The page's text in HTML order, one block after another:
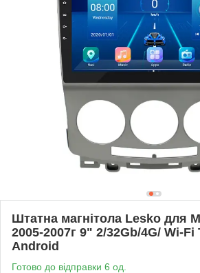
Штатна магнітола Lesko для
2005-2007г 9" 2/32Gb/4G/ Wi-Fi
Android
Готово до відправки 6 од.